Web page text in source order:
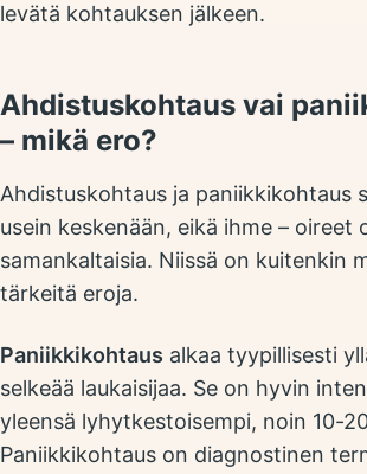
levätä kohtauksen jälkeen.
Ahdistuskohtaus vai
– mikä ero?
Ahdistuskohtaus ja paniikkikohtaus
usein keskenään, eikä ihme – oireet
samankaltaisia. Niissä on kuitenkin
tärkeitä eroja.
Paniikkikohtaus alkaa tyypillisesti
selkeää laukaisijaa. Se on hyvin
yleensä lyhytkestoisempi, noin 10-
Paniikkikohtaus on diagnostinen